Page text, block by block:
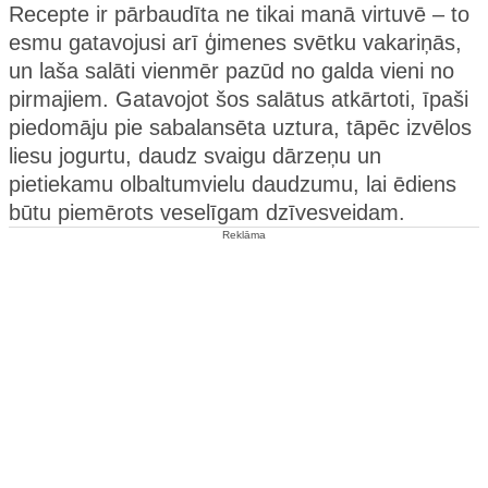
Recepte ir pārbaudīta ne tikai manā virtuvē – to
esmu gatavojusi arī ģimenes svētku vakariņās,
un laša salāti vienmēr pazūd no galda vieni no
pirmajiem. Gatavojot šos salātus atkārtoti, īpaši
piedomāju pie sabalansēta uztura, tāpēc izvēlos
liesu jogurtu, daudz svaigu dārzeņu un
pietiekamu olbaltumvielu daudzumu, lai ēdiens
būtu piemērots veselīgam dzīvesveidam.
Reklāma